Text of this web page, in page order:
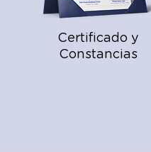
Certificado y
Constancias